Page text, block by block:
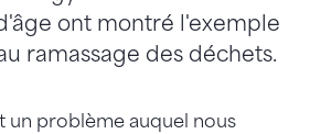
ont montré l'exemple
ramassage des déchets.
un problème auquel nous